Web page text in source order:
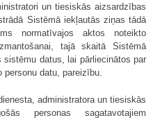
un tiesiskās aizsardzības
Sistēmā iekļautās ziņas tādā
normatīvajos aktos noteikto
tajā skaitā Sistēmā
datus, lai pārliecinātos par
datu, pareizību.
administratora un tiesiskās
personas sagatavotajiem